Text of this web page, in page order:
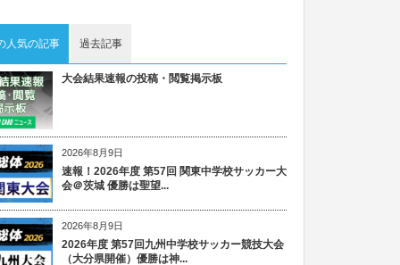
人気の記事 過去記事
大会結果速報の投稿・閲覧掲示板
2026年8月9日
速報！2026年度 第57回 関東中学校サッカー大
会＠茨城 優勝は聖望...
2026年8月9日
2026年度 第57回九州中学校サッカー競技大会
（大分県開催）優勝は神...